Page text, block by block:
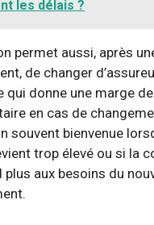
les délais ?
permet aussi, après
de changer
qui donne une marge
en cas de
souvent bienvenue
trop élevé ou si la
aux besoins du